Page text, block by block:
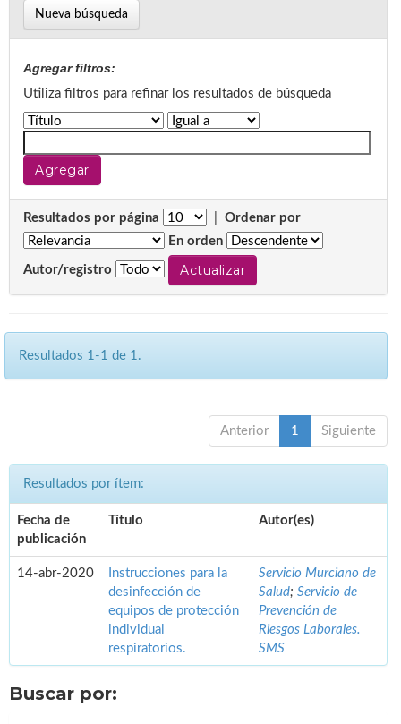
Nueva búsqueda
Agregar filtros:
Utiliza filtros para refinar los resultados de búsqueda
Resultados por página
Ordenar por
En orden
Autor/registro
Resultados 1-1 de 1.
Anterior 1 Siguiente
Resultados por ítem:
Fecha de
publicación
Título Autor(es)
14-abr-2020
Instrucciones para la
desinfección de
equipos de protección
individual
respiratorios.
Servicio Murciano de
Salud; Servicio de
Prevención de
Riesgos Laborales.
SMS
Buscar por: